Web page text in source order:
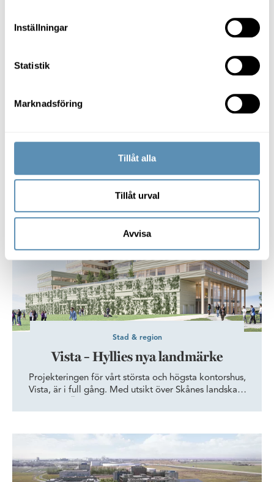
Inställningar
Statistik
Marknadsföring
Tillåt alla
Tillåt urval
Avvisa
välmående när innovativt
tillskotten är vårt kontorsprojekt Zenit som kommer att
byggas på Ideon Science Park i Lund. Målsättningen är
välmående, innovation och entreprenörskap – något
som går i linje med hela idén bakom Ideon Science
Vista – Hyllies nya landmärke
Stad & region
Vista – Hyllies nya landmärke
Projekteringen för vårt största och högsta kontorshus,
Vista, är i full gång. Med utsikt över Skånes landskap,
Science Village – Lunds nästa tillväxtområde